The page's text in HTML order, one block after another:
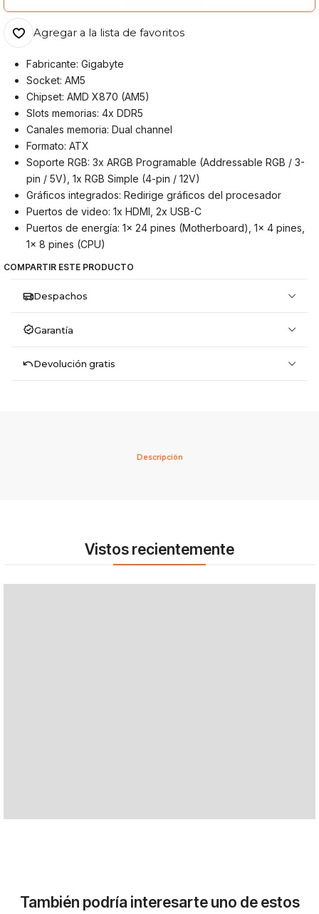
Agregar a la lista de favoritos
Fabricante: Gigabyte
Socket: AM5
Chipset: AMD X870 (AM5)
Slots memorias: 4x DDR5
Canales memoria: Dual channel
Formato: ATX
Soporte RGB: 3x ARGB Programable (Addressable RGB / 3-
pin / 5V), 1x RGB Simple (4-pin / 12V)
Gráficos integrados: Redirige gráficos del procesador
Puertos de video: 1x HDMI, 2x USB-C
Puertos de energía: 1x 24 pines (Motherboard), 1x 4 pines,
1x 8 pines (CPU)
COMPARTIR ESTE PRODUCTO
Despachos
Garantía
Devolución gratis
Descripción
Vistos recientemente
También podría interesarte uno de estos